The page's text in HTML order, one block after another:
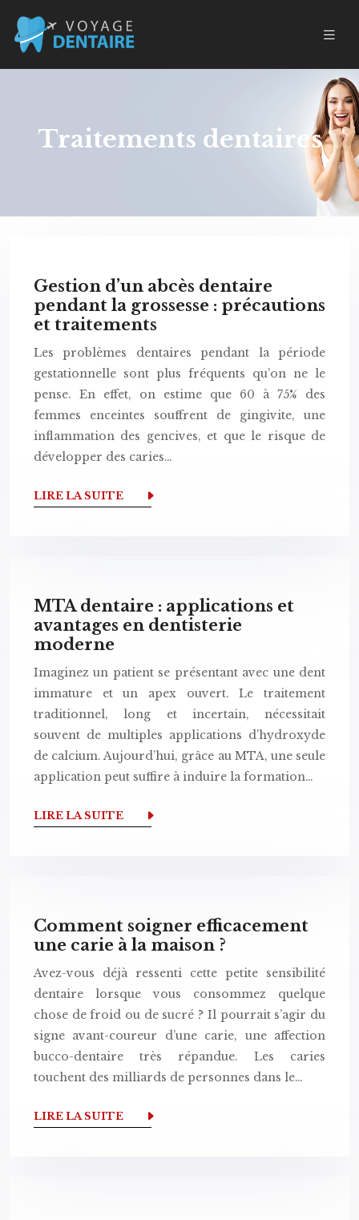
Traitements dentaires
Gestion d’un abcès dentaire
pendant la grossesse : précautions
et traitements
Les problèmes dentaires pendant la période
gestationnelle sont plus fréquents qu’on ne le
pense. En effet, on estime que 60 à 75% des
femmes enceintes souffrent de gingivite, une
inflammation des gencives, et que le risque de
développer des caries…
LIRE LA SUITE
MTA dentaire : applications et
avantages en dentisterie
moderne
Imaginez un patient se présentant avec une dent
immature et un apex ouvert. Le traitement
traditionnel, long et incertain, nécessitait
souvent de multiples applications d’hydroxyde
de calcium. Aujourd’hui, grâce au MTA, une seule
application peut suffire à induire la formation…
LIRE LA SUITE
Comment soigner efficacement
une carie à la maison ?
Avez-vous déjà ressenti cette petite sensibilité
dentaire lorsque vous consommez quelque
chose de froid ou de sucré ? Il pourrait s’agir du
signe avant-coureur d’une carie, une affection
bucco-dentaire très répandue. Les caries
touchent des milliards de personnes dans le…
LIRE LA SUITE